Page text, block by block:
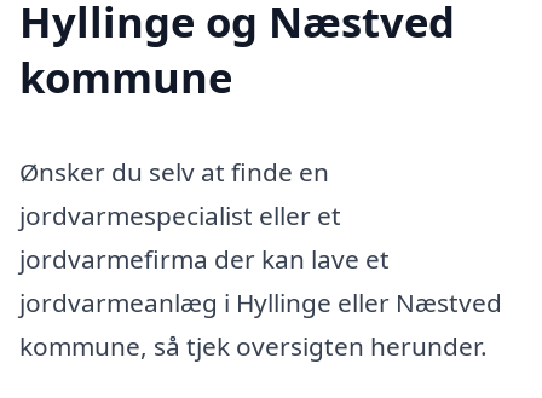
Hyllinge og Næstved
kommune
Ønsker du selv at finde en
jordvarmespecialist eller et
jordvarmefirma der kan lave et
jordvarmeanlæg i Hyllinge eller Næstved
kommune, så tjek oversigten herunder.